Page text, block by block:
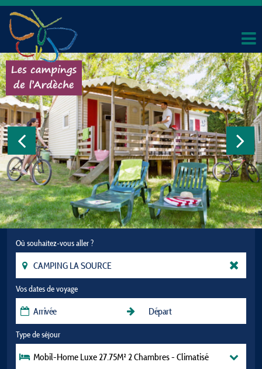
Où souhaitez-vous aller ?
Vos dates de voyage
Type de séjour
Mobil-Home Luxe 27.75M² 2 Chambres - Climatisé